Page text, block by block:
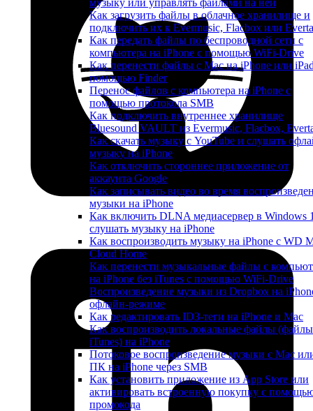
музыку или управлять файлами на ней
Как загрузить файлы в облачное хранилище и
подключить их к Evermusic, Flacbox или
Как передать файлы по беспроводной сети с
компьютера на iPhone с помощью WiFi-Drive
Как перенести файлы с Mac на iPhone или
помощью Finder
Перенос файлов с компьютера на iPhone с
помощью протокола SMB
Как подключить внутреннее хранилище
Bluesound VAULT из Evermusic, Flacbox,
Как скачать музыку с YouTube и слушать
музыку на iPhone
Как отключить стороннее приложение от
аккаунта Google
Как записывать видео во время
музыки на iPhone
Как включить DLNA медиасервер в Windows
слушать музыку на iPhone
Как воспроизводить музыку на iPhone с WD
Cloud Home
Как перенести музыкальные файлы с
на iPhone без iTunes с помощью WiFi-Drive
Воспроизведение музыки из Dropbox на
офлайн-режиме
Как редактировать ID3-теги на iPhone и Mac
Как воспроизводить локальные файлы (файлы
iTunes) на iPhone
Потоковое воспроизведение музыки с Mac
ПК на iPhone через SMB
Как установить приложение из App Store или
активировать встроенную покупку с
промокода